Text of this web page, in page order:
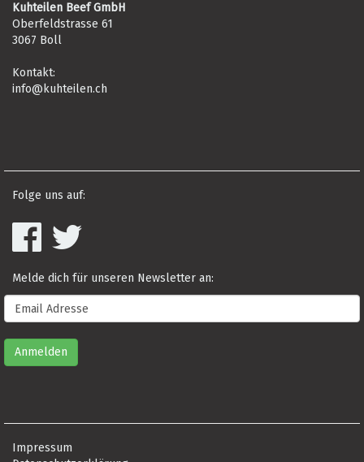
Kuhteilen Beef GmbH
Oberfeldstrasse 61
3067 Boll
Kontakt:
info@kuhteilen.ch
Folge uns auf:
Melde dich für unseren Newsletter an:
Impressum